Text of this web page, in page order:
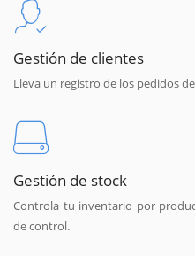
Gestión de clientes
Lleva un registro de los pedidos
Gestión de stock
Controla tu inventario por
de control.